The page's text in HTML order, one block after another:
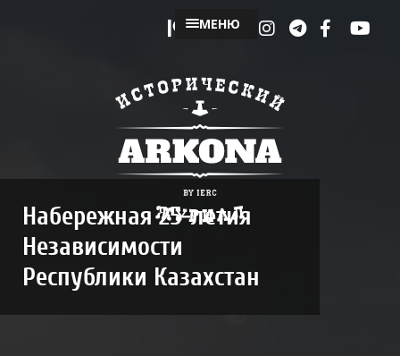
МЕНЮ
Набережная 25-летия
Независимости
Республики Казахстан